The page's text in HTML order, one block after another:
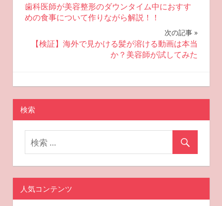
稿
ナ
ー
シ
ョ
ン
歯科医師が美容整形のダウンタイム中におすす
めの食事について作りながら解説！！
次の記事
【検証】海外で見かける髪が溶ける動画は本当
か？美容師が試してみた
2022-09-04
miyu
おすすめ美容
検索
人気コンテンツ